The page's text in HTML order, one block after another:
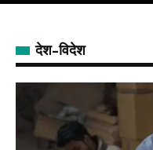
देश-विदेश